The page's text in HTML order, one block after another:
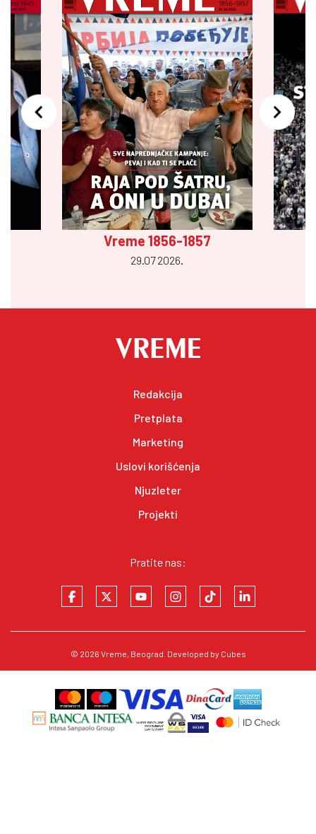
Vreme 1856-1857
29.07 2026.
Redakcija
Pretplata
Marketing
Uslovi korišćenja
Njuzleter
Projekti
Pratite nas:
© 2026 Vreme, Beograd. Developed by Cubes